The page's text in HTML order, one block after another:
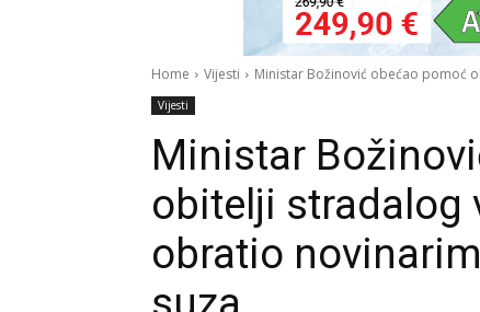
Home Vijesti Ministar Božinović obećao pomoć
Vijesti
Ministar
obitelji stradalog
obratio